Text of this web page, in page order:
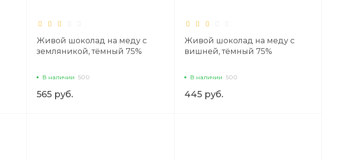
Живой шоколад на меду с
земляникой, тёмный 75%
В наличии 500
565 руб.
Живой шоколад на меду с
вишней, тёмный 75%
В наличии 500
445 руб.